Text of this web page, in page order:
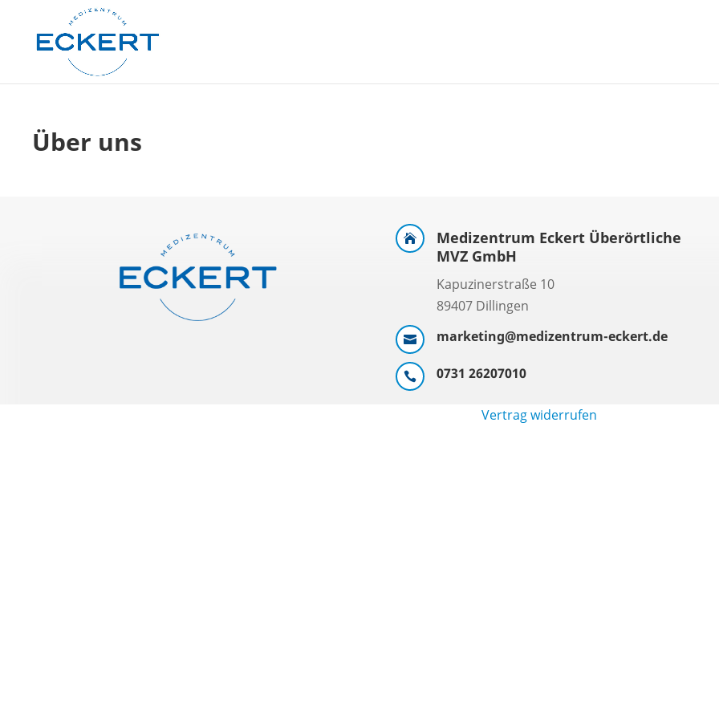
Über uns

Medizentrum Eckert Überörtliche
MVZ GmbH
Kapuzinerstraße 10
89407 Dillingen
 marketing@medizentrum-eckert.de
 0731 26207010
Vertrag widerrufen